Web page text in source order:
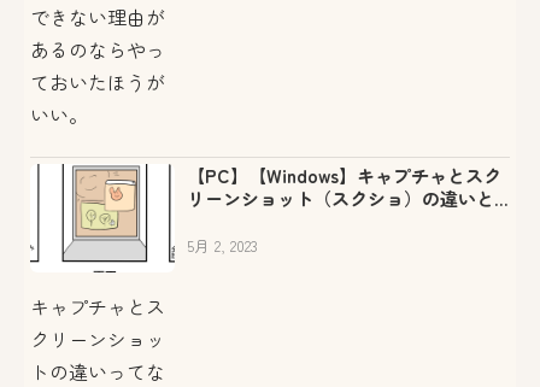
できない理由が
あるのならやっ
ておいたほうが
いい。
【PC】【Windows】キャプチャとスク
リーンショット（スクショ）の違いと
5月 2, 2023
キャプチャとス
クリーンショッ
トの違いってな